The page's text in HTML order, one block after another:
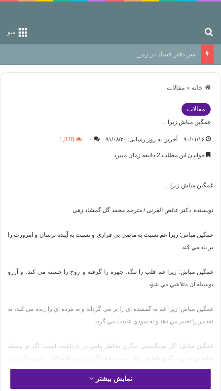
منو
سر دفتر فساد در زمین‌، دوری وکناره‌گیری از راه خداست‌!
خانه » مقالات
مقالات
غمگين مباش زيرا …
۹۰/۰۱/۱۶ آخرین به روز رسانی: ۹۱/۰۸/۲۰ ۰ 1,378
خواندن این مطلب 2 دقیقه زمان میبرد
غمگين مباش زيرا …
نويسنده: دکتر عائض القرنی / مترجم محمد گل گمشاد زهی
غمگين مباش: زيرا غم نسبت به ماضي بي قراري و نسبت به آينده ترسان و امروزت را
بر باد مي كند.
غمگين مباش: زيرا غم قلب را تنگ، جهره را گرفته و روح را خسته مي كند، و آرزو
بوسيله آن متلاشي مي شود.
غمگين مباش: زيرا غم نه گمشده اي را بر مي گرداند و نه مرده اي را زنده مي كند، نه
تقديدر را تغيير مي دهد و نه سودي عايدت مي گردد.
غمگين مباش: اگر توتنگدستي ديگري بخاطر وامي در بازداشت است، اگر تو وسيله
نقليه اي نداري ديگري پاهايش را از دست داده، اگر تو از دردها شكايت داري ديگران بر
تابوتهاي سفيد خوابيده اند اگر تو يك فرزند از دست داده اي ديگري فرزنداني را در يك
نمایش بیشتر